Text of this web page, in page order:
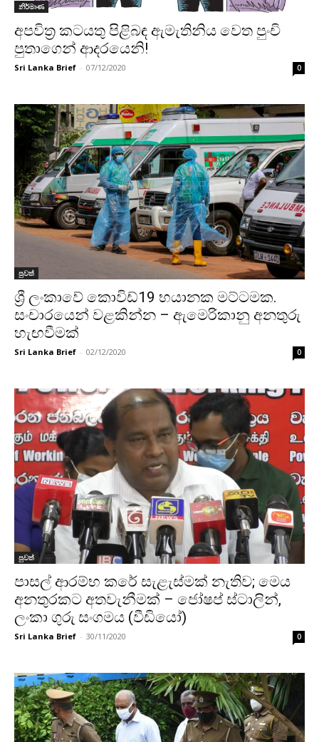
නිර්මාණ
අපවිත්‍ර කටයතු පිළිබඳ ඇමැතිනිය වෙත පුංචි
පුතාගෙන් ආදරයෙනි!
Sri Lanka Brief - 07/12/2020 0
පුවත්
ශ්‍රී ලංකාවේ කොවිඩ්19 භයානක මට්ටමක.
සංචාරයෙන් වළකින්න – ඇමෙරිකානු අනතුරු
හැඟවීමක්
Sri Lanka Brief - 02/12/2020 0
පුවත්
පාසල් ආරම්භ කරේ සැළැස්මක් නැතිව; මෙය
අනතුරකට අතවැනීමක් – ජෝෂප් ස්ටාලින්,
ලංකා ගුරු සංගමය‍ (වීඩියෝ)
Sri Lanka Brief - 30/11/2020 0